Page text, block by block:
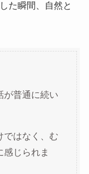
た瞬間、自然と
が普通に続い
ではなく、む
感じられま